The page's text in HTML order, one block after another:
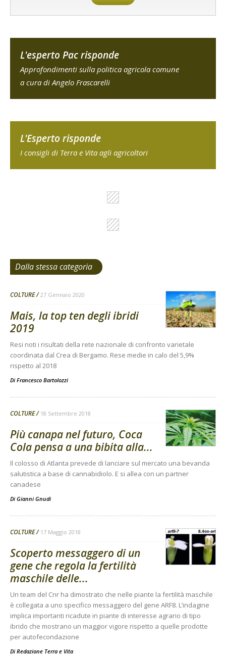
L'esperto Pac risponde
Approfondimenti sulla politica agricola comune
a cura di Angelo Frascarelli
L'Esperto risponde
I consigli di Terra e Vita agli agricoltori
Dalla stessa categoria
COLTURE 27 Gennaio 2020
Mais, la top ten degli ibridi
2019
Resi noti i risultati della rete nazionale di confronto varietale
coordinata dal Crea di Bergamo. Rese medie in calo del 5,9%
rispetto al 2018
Di Francesco Bartolozzi
COLTURE 18 Settembre 2018
Più canapa nel futuro, Coca
Cola pensa a una bibita alla...
Il colosso di Atlanta prevede di lanciare sul mercato una bevanda
salutistica a base di cannabidiolo. E si allea con un partner
canadese
Di Gianni Gnudi
COLTURE 17 Maggio 2018
Scoperto messaggero di un
gene che regola la fertilità
maschile delle...
Un team del Cnr ha dimostrato che nelle piante la fertilità maschile
è collegata a uno specifico messaggero del gene ARF8. L’indagine
implica importanti ricadute in piante di interesse agrario di tipo
ibrido che mostrano un maggior vigore rispetto a quelle prodotte
per autofecondazione
Di Redazione Terra e Vita